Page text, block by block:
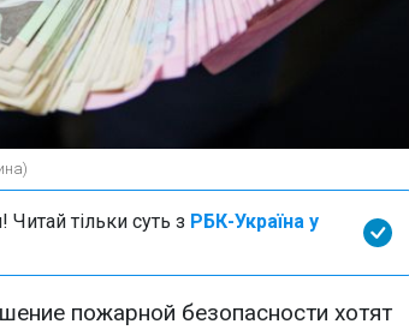
тільки суть з РБК-Україна у
пожарной безопасности хотят